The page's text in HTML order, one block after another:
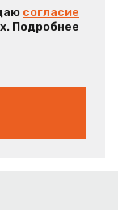
согласие
Подробнее